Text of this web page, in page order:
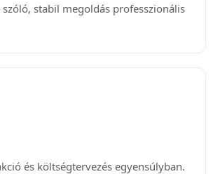
szóló, stabil megoldás professzionális
és költségtervezés egyensúlyban.